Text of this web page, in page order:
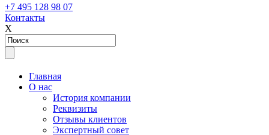
+7 495 128 98 07
Контакты
Х
Главная
О нас
История компании
Реквизиты
Отзывы клиентов
Экспертный совет